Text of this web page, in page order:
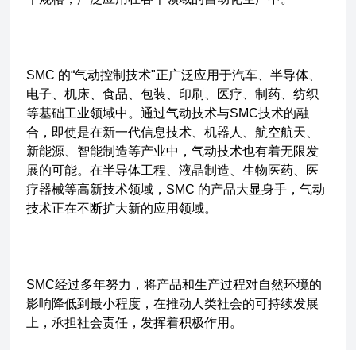
SMC 的“气动控制技术"正广泛应用于汽车、半导体、
电子、机床、食品、包装、印刷、医疗、制药、纺织
等基础工业领域中。通过气动技术与SMC技术的融
合，即使是在新一代信息技术、机器人、航空航天、
新能源、智能制造等产业中，气动技术也有着无限发
展的可能。在半导体工程、液晶制造、生物医药、医
疗器械等高新技术领域，SMC 的产品大显身手，气动
技术正在不断扩大新的应用领域。
SMC经过多年努力，将产品和生产过程对自然环境的
影响降低到最小程度，在推动人类社会的可持续发展
上，承担社会责任，发挥着积极作用。